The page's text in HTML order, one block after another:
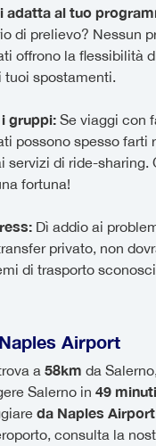
adatta al tuo
di prelievo? Nessun
offrono la flessibilità
spostamenti.
gruppi: Se viaggi con
possono spesso farti
servizi di ride-sharing.
fortuna!
Dì addio ai
privato, non
di trasporto
Airport
a 58km da
Salerno in 49 minuti
da Naples Airport
consulta la